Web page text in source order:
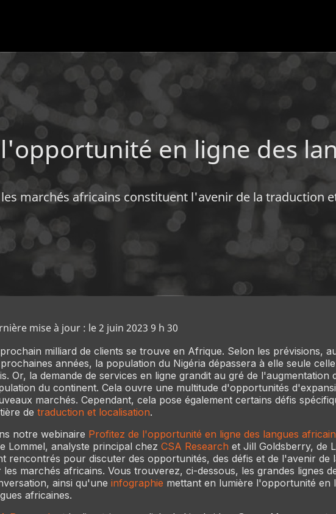
en ligne des
marchés africains constituent l'avenir de la traduction
mise à jour : le 2 juin 2023 9 h 30
milliard de clients se trouve en Afrique. Selon les prévisions,
années, la population du Nigéria dépassera à elle seule
Or, la demande de services en ligne grandit au gré de l'augmentation
du continent. Cela ouvre une multitude d'opportunités
marchés. Cependant, cela pose également certains défis
de traduction et localisation.
notre webinaire Profitez de l'opportunité en ligne des langues
Lommel, analyste principal chez CSA Research et Jill Goldsberry, de
rencontrés pour discuter des opportunités, des défis et de l'avenir de
les marchés africains. Vous trouverez, ci-dessous, les grandes lignes
ainsi qu'une infographie mettant en lumière l'opportunité en
africaines.